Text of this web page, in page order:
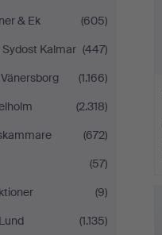
& Ek
(605)
Kalmar (447)
(1.166)
(2.318)
(672)
(57)
(9)
(1.135)